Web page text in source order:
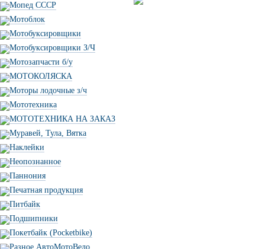
Мопед СССР
Мотоблок
Мотобуксировщики
Мотобуксировщики З/Ч
Мотозапчасти б/у
МОТОКОЛЯСКА
Моторы лодочные з/ч
Мототехника
МОТОТЕХНИКА НА ЗАКАЗ
Муравей, Тула, Вятка
Наклейки
Неопознанное
Паннония
Печатная продукция
Питбайк
Подшипники
Покетбайк (Pocketbike)
Разное АвтоМотоВело